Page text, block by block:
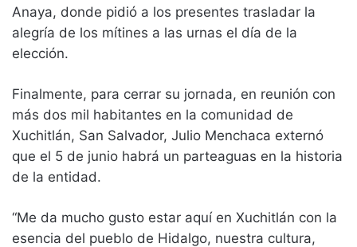
Anaya, donde pidió a los presentes trasladar la
alegría de los mítines a las urnas el día de la
elección.
Finalmente, para cerrar su jornada, en reunión con
más dos mil habitantes en la comunidad de
Xuchitlán, San Salvador, Julio Menchaca externó
que el 5 de junio habrá un parteaguas en la historia
de la entidad.
“Me da mucho gusto estar aquí en Xuchitlán con la
esencia del pueblo de Hidalgo, nuestra cultura,